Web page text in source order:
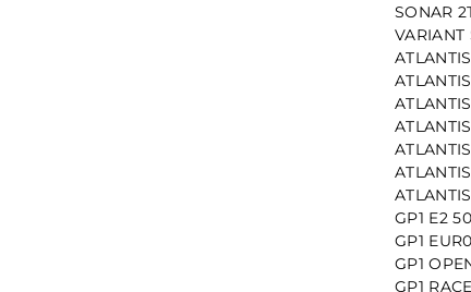
SONAR
VARIANT
GP1 E2
GP1
GP1
GP1